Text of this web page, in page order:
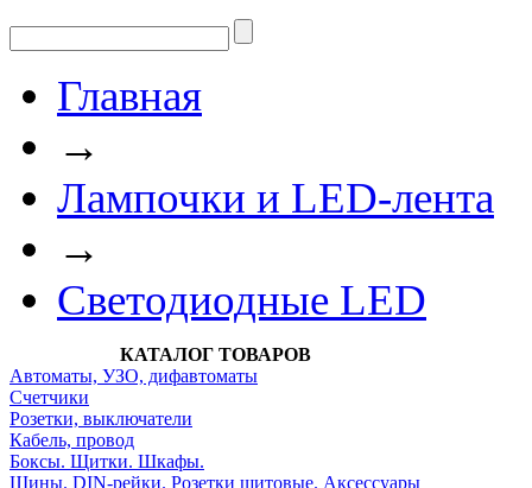
Главная
→
Лампочки и LED-лента
→
Светодиодные LED
КАТАЛОГ ТОВАРОВ
Автоматы, УЗО, дифавтоматы
Счетчики
Розетки, выключатели
Кабель, провод
Боксы. Щитки. Шкафы.
Шины. DIN-рейки. Розетки щитовые. Аксессуары